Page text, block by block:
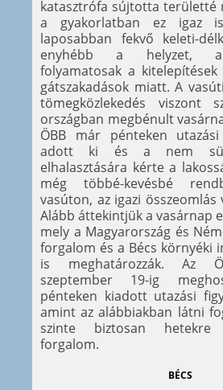
katasztrófa sújtotta területté
a gyakorlatban ez igaz
laposabban fekvő keleti-
enyhébb a helyzet, a
folyamatosak a
gátszakadások miatt. A
tömegközlekedés viszont
országban megbénult
ÖBB már pénteken
adott ki és a nem
elhalasztására kérte a
még többé-kevésbé
vasúton, az igazi
Alább áttekintjük a vasárnap
mely a Magyarország és
forgalom és a Bécs környéki
is meghatározzák. Az
szeptember 19-ig
pénteken kiadott utazási
amint az alábbiakban látni
szinte biztosan
forgalom.
BÉCS